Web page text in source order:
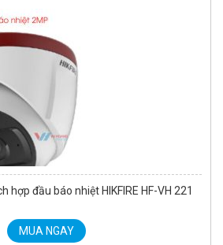
hợp đầu báo nhiệt HIKFIRE HF-VH 221
MUA NGAY